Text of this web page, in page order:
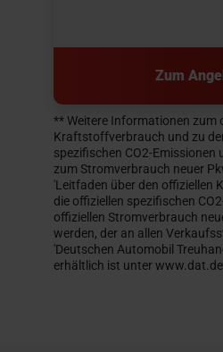
Zum
** Weitere Informationen zum
Kraftstoffverbrauch und zu
spezifischen CO2-Emissionen
zum Stromverbrauch neuer
'Leitfaden über den offiziellen
die offiziellen spezifischen
offiziellen Stromverbrauch
werden, der an allen
'Deutschen Automobil
erhältlich ist unter